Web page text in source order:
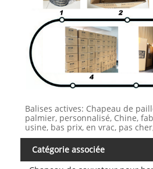
Balises actives: Chapeau de
palmier, personnalisé, Chine,
usine, bas prix, en vrac, pas
Catégorie associée